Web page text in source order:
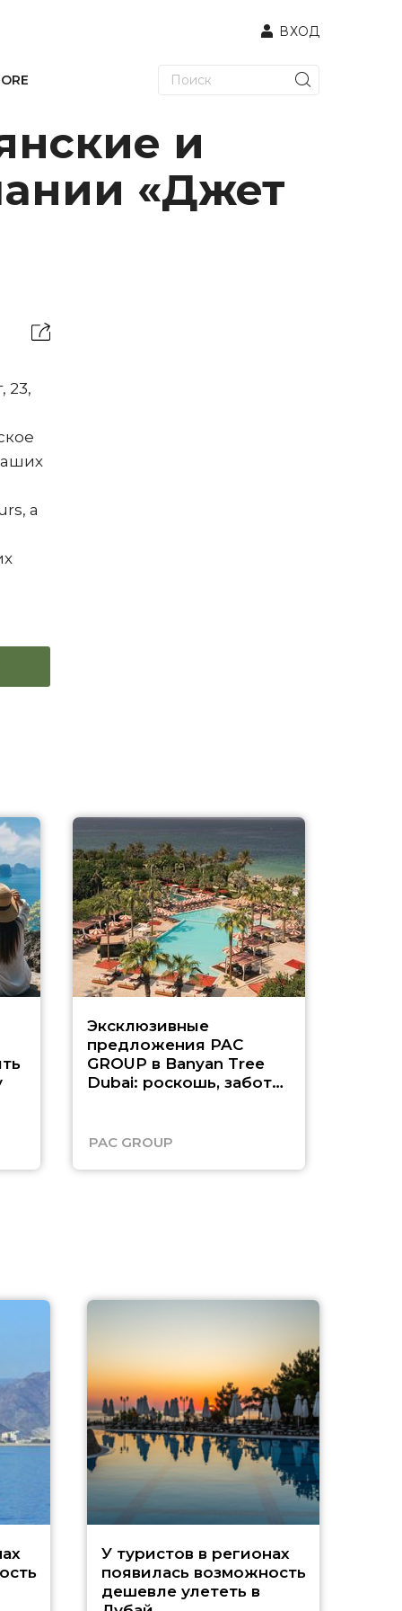
ВХОД
и
«Джет
23,
а
Эксклюзивные
предложения PAC
GROUP в Banyan Tree
Dubai: роскошь, забота
PAC GROUP
У туристов в регионах
появилась возможность
дешевле улететь в